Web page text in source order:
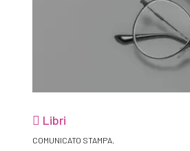
Libri
COMUNICATO STAMPA.